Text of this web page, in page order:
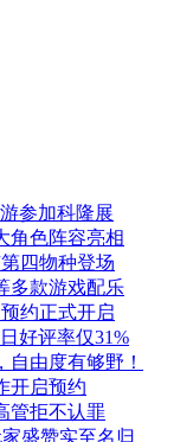
参加科隆展
角色阵容亮相
四物种登场
多款游戏配乐
约正式开启
好评率仅31%
由度有够野！
开启预约
管拒不认罪
盛赞实至名归